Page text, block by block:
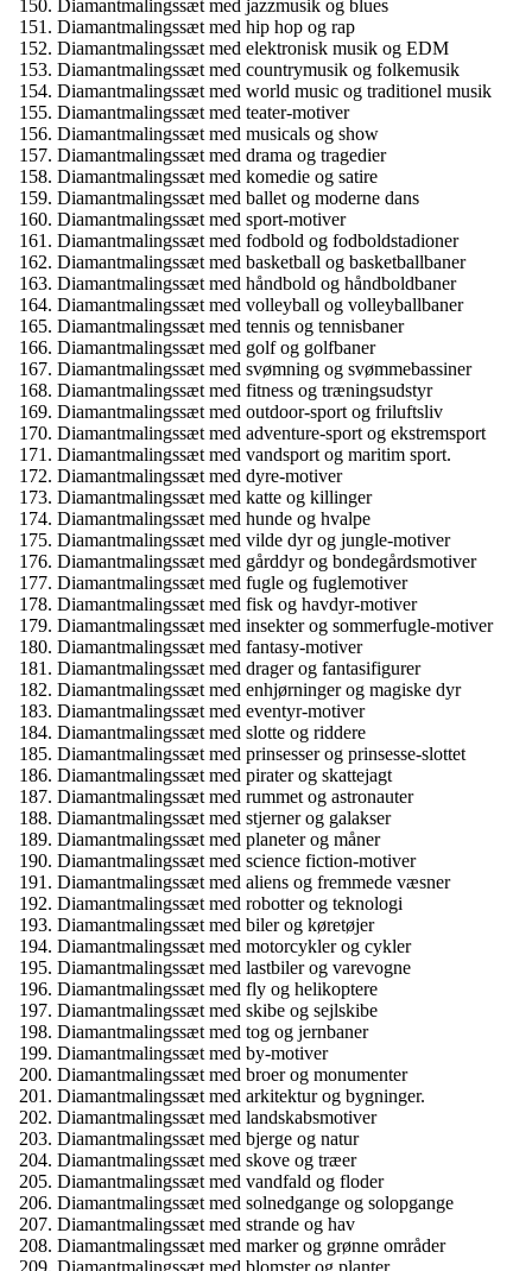
Diamantmalingssæt med jazzmusik og blues
Diamantmalingssæt med hip hop og rap
Diamantmalingssæt med elektronisk musik og EDM
Diamantmalingssæt med countrymusik og folkemusik
Diamantmalingssæt med world music og traditionel musik
Diamantmalingssæt med teater-motiver
Diamantmalingssæt med musicals og show
Diamantmalingssæt med drama og tragedier
Diamantmalingssæt med komedie og satire
Diamantmalingssæt med ballet og moderne dans
Diamantmalingssæt med sport-motiver
Diamantmalingssæt med fodbold og fodboldstadioner
Diamantmalingssæt med basketball og basketballbaner
Diamantmalingssæt med håndbold og håndboldbaner
Diamantmalingssæt med volleyball og volleyballbaner
Diamantmalingssæt med tennis og tennisbaner
Diamantmalingssæt med golf og golfbaner
Diamantmalingssæt med svømning og svømmebassiner
Diamantmalingssæt med fitness og træningsudstyr
Diamantmalingssæt med outdoor-sport og friluftsliv
Diamantmalingssæt med adventure-sport og ekstremsport
Diamantmalingssæt med vandsport og maritim sport.
Diamantmalingssæt med dyre-motiver
Diamantmalingssæt med katte og killinger
Diamantmalingssæt med hunde og hvalpe
Diamantmalingssæt med vilde dyr og jungle-motiver
Diamantmalingssæt med gårddyr og bondegårdsmotiver
Diamantmalingssæt med fugle og fuglemotiver
Diamantmalingssæt med fisk og havdyr-motiver
Diamantmalingssæt med insekter og sommerfugle-motiver
Diamantmalingssæt med fantasy-motiver
Diamantmalingssæt med drager og fantasifigurer
Diamantmalingssæt med enhjørninger og magiske dyr
Diamantmalingssæt med eventyr-motiver
Diamantmalingssæt med slotte og riddere
Diamantmalingssæt med prinsesser og prinsesse-slottet
Diamantmalingssæt med pirater og skattejagt
Diamantmalingssæt med rummet og astronauter
Diamantmalingssæt med stjerner og galakser
Diamantmalingssæt med planeter og måner
Diamantmalingssæt med science fiction-motiver
Diamantmalingssæt med aliens og fremmede væsner
Diamantmalingssæt med robotter og teknologi
Diamantmalingssæt med biler og køretøjer
Diamantmalingssæt med motorcykler og cykler
Diamantmalingssæt med lastbiler og varevogne
Diamantmalingssæt med fly og helikoptere
Diamantmalingssæt med skibe og sejlskibe
Diamantmalingssæt med tog og jernbaner
Diamantmalingssæt med by-motiver
Diamantmalingssæt med broer og monumenter
Diamantmalingssæt med arkitektur og bygninger.
Diamantmalingssæt med landskabsmotiver
Diamantmalingssæt med bjerge og natur
Diamantmalingssæt med skove og træer
Diamantmalingssæt med vandfald og floder
Diamantmalingssæt med solnedgange og solopgange
Diamantmalingssæt med strande og hav
Diamantmalingssæt med marker og grønne områder